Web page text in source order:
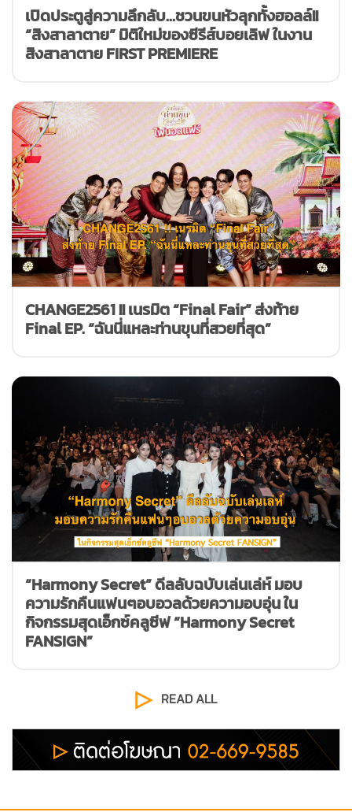
เปิดประตูสู่ความลึกลับ…ชวนขนหัวลุกทั้งฮอลล์!!
“สิงสาลาตาย” มิติใหม่ของซีรีส์บอยเลิฟ ในงาน
สิงสาลาตาย FIRST PREMIERE
CHANGE2561 !! เนรมิต “Final Fair” ส่งท้าย
Final EP. “ฉันนี่แหละท่านขุนที่สวยที่สุด”
“Harmony Secret” ดีลลับฉบับเล่นเล่ห์ มอบ
ความรักคืนแฟนๆอบอวลด้วยความอบอุ่น ใน
กิจกรรมสุดเอ็กซ์คลูซีฟ “Harmony Secret
FANSIGN”
READ ALL